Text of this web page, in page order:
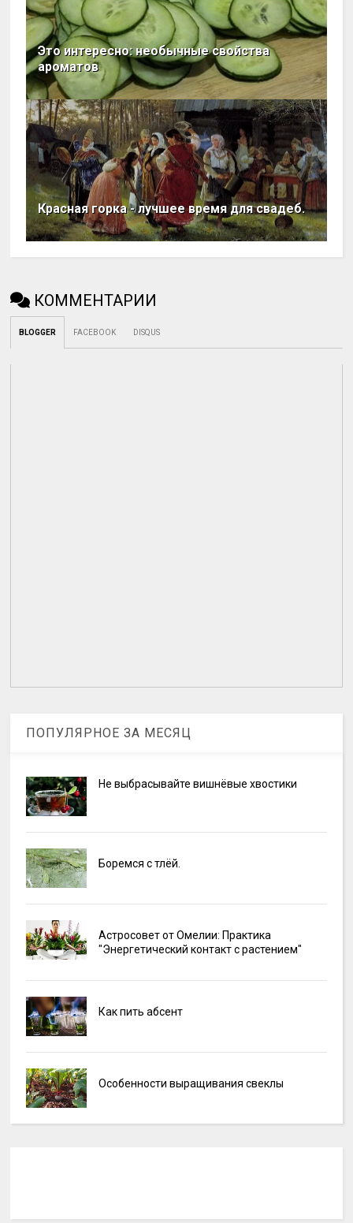
Это интересно: необычные свойства
ароматов
Красная горка - лучшее время для свадеб.
КОММЕНТАРИИ
BLOGGER FACEBOOK DISQUS
ПОПУЛЯРНОЕ ЗА МЕСЯЦ
Не выбрасывайте вишнёвые хвостики
Боремся с тлёй.
Астросовет от Омелии: Практика
"Энергетический контакт с растением"
Как пить абсент
Особенности выращивания свеклы